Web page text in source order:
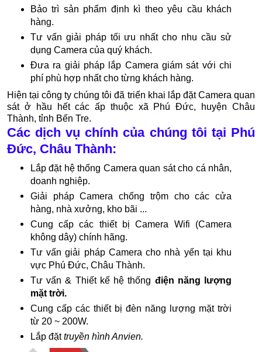
Bảo trì sản phẩm định kì theo yêu cầu khách
hàng.
Tư vấn giải pháp tối ưu nhất cho nhu cầu sử
dụng Camera của quý khách.
Đưa ra giải pháp lắp Camera giám sát với chi
phí phù hợp nhất cho từng khách hàng.
Hiện tại công ty chúng tôi đã triển khai lắp đặt Camera quan
sát ở hầu hết các ấp thuộc xã Phú Đức, huyện Châu
Thành, tỉnh Bến Tre.
Các dịch vụ chính của chúng tôi tại Phú
Đức, Châu Thành:
Lắp đặt hệ thống Camera quan sát cho cá nhân,
doanh nghiệp.
Giải pháp Camera chống trộm cho các cửa
hàng, nhà xưởng, kho bãi ...
Cung cấp các thiết bị Camera Wifi (Camera
không dây) chính hãng.
Tư vấn giải pháp Camera cho nhà yến tại khu
vực Phú Đức, Châu Thành.
Tư vấn & Thiết kế hệ thống điện năng lượng
mặt trời.
Cung cấp các thiết bị đèn năng lượng mặt trời
từ 20 ~ 200W.
Lắp đặttruyền hình Anvien.